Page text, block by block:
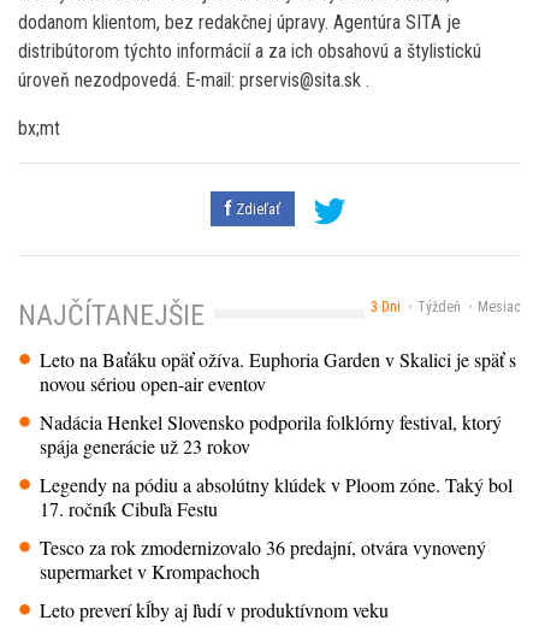
dodanom klientom, bez redakčnej úpravy. Agentúra SITA je
distribútorom týchto informácií a za ich obsahovú a štylistickú
úroveň nezodpovedá. E-mail: prservis@sita.sk .
bx;mt
Zdieľať
3 Dni Týždeň Mesiac
NAJČÍTANEJŠIE
Leto na Baťáku opäť ožíva. Euphoria Garden v Skalici je späť s
novou sériou open-air eventov
Nadácia Henkel Slovensko podporila folklórny festival, ktorý
spája generácie už 23 rokov
Legendy na pódiu a absolútny klúdek v Ploom zóne. Taký bol
17. ročník Cibuľa Festu
Tesco za rok zmodernizovalo 36 predajní, otvára vynovený
supermarket v Krompachoch
Leto preverí kĺby aj ľudí v produktívnom veku